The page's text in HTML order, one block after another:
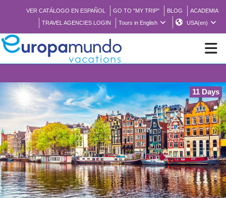
VER CATÁLOGO EN ESPAÑOL GO TO "MY TRIP" BLOG
ACADEMIA
TRAVEL AGENCIES LOGIN
Tours in English USA(en)
BROCHURE PDF
WHERE TO BUY
FEATURED
11 Days